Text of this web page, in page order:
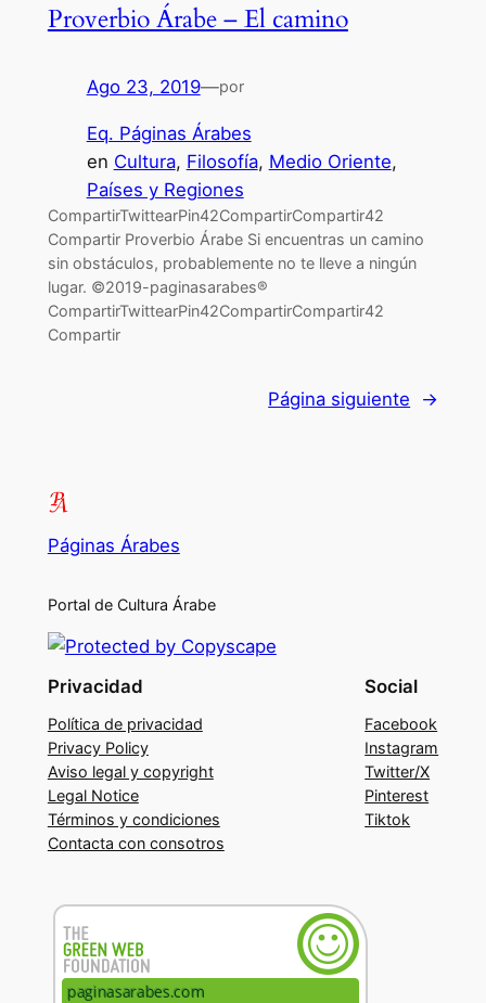
Proverbio Árabe – El camino
Ago 23, 2019—por
Eq. Páginas Árabes
en Cultura, Filosofía, Medio Oriente
Países y Regiones
CompartirTwittearPin42CompartirCompartir42
Compartir Proverbio Árabe Si encuentras un camino
sin obstáculos, probablemente no te lleve a ningún
lugar. ©2019-paginasarabes®
CompartirTwittearPin42CompartirCompartir42
Compartir
Página siguiente →
Páginas Árabes
Portal de Cultura Árabe
Privacidad
Política de privacidad
Privacy Policy
Aviso legal y copyright
Legal Notice
Términos y condiciones
Contacta con consotros
Social
Facebook
Instagram
Twitter/X
Pinterest
Tiktok